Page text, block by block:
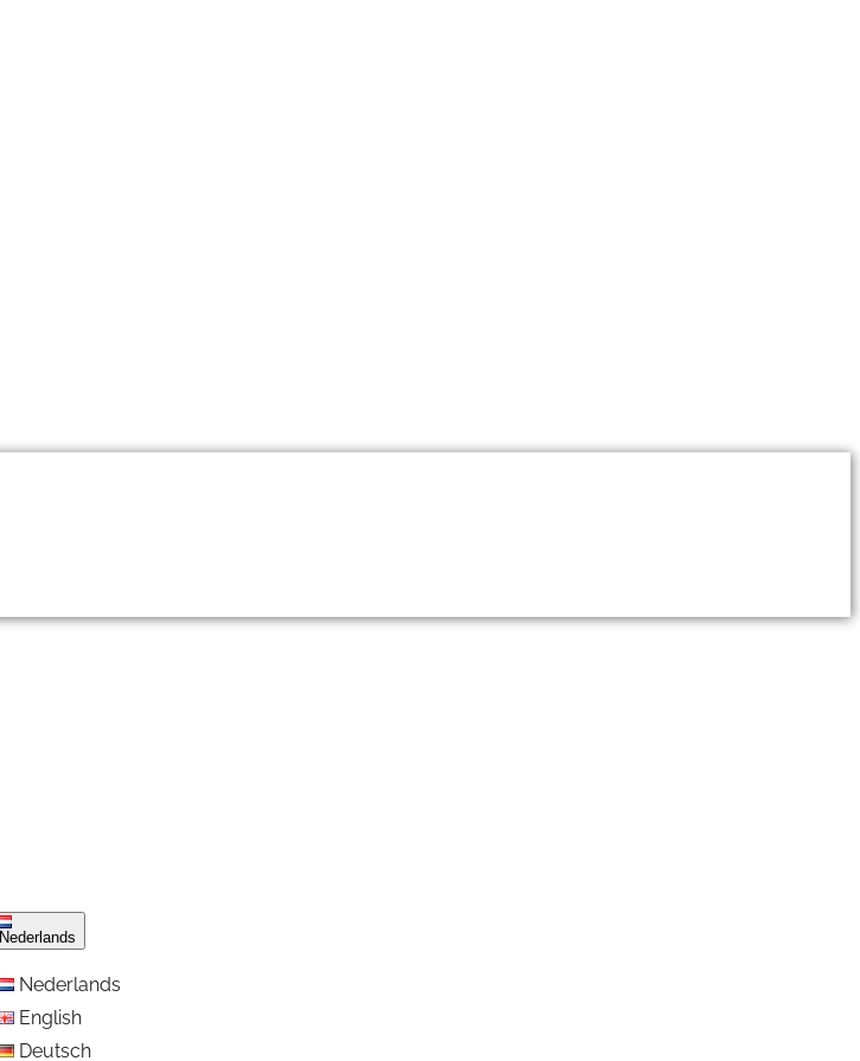
Nederlands
Nederlands
English
Deutsch